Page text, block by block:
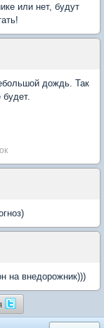
или нет, будут
дождь. Так
на внедорожник)))